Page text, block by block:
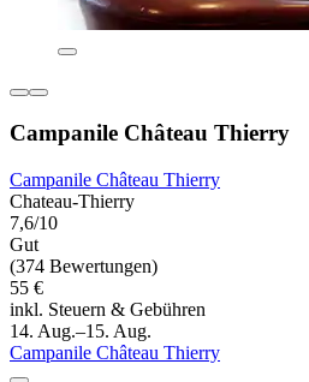
Campanile Château Thierry
Campanile Château Thierry
Chateau-Thierry
7,6/10
Gut
(374 Bewertungen)
55 €
inkl. Steuern & Gebühren
14. Aug.–15. Aug.
Campanile Château Thierry